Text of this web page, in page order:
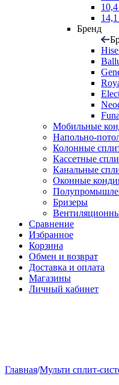
Бренд
Мобильные
Напольно-
Колонные
Кассетные
Канальные
Оконные
Бризеры
Сравнение
Избранное
Корзина
Обмен и возврат
Доставка и оплата
Магазины
Личный кабинет
Главная/Мульти сплит-